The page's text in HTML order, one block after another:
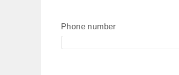
Phone number